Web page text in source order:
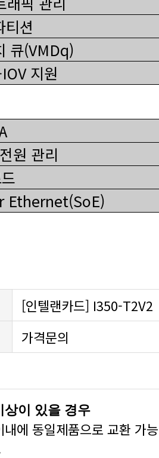
티션
큐(VMDq)
지원
원 관리
Ethernet(SoE)
[인텔랜카드] I350-T2V2
가격문의
상이 있을 경우